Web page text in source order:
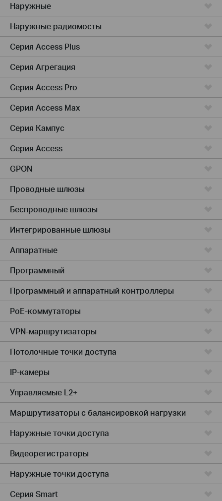
Наружные
Наружные радиомосты
Серия Access Plus
Серия Агрегация
Серия Access Pro
Серия Access Max
Серия Кампус
Серия Access
GPON
Проводные шлюзы
Беспроводные шлюзы
Интегрированные шлюзы
Аппаратные
Программный
Программный и аппаратный контроллеры
PoE-коммутаторы
VPN-маршрутизаторы
Потолочные точки доступа
IP-камеры
Управляемые L2+
Маршрутизаторы с балансировкой нагрузки
Наружные точки доступа
Видеорегистраторы
Наружные точки доступа
Серия Smart